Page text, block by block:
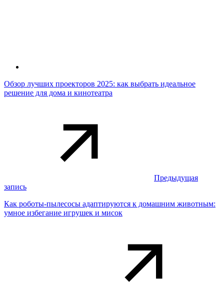
Обзор лучших проекторов 2025: как выбрать идеальное
решение для дома и кинотеатра
Предыдущая
запись
Как роботы-пылесосы адаптируются к домашним животным:
умное избегание игрушек и мисок